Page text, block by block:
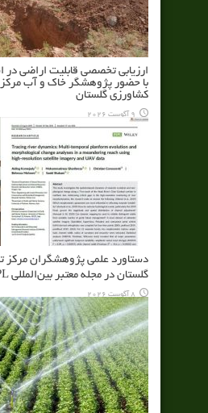
ارزیابی تخصصی قابلیت اراضی
با حضور پژوهشگر خاک و آب
کشاورزی گلستان
9 آگوست 2026
دستاورد علمی پژوهشگران مرکز
گلستان در مجله معتبر بین‌المللی ESPL
8 آگوست 2026